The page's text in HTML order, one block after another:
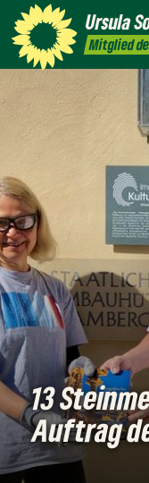
Ursula
Mitglied
Newsletter
mich
13
Auftrag